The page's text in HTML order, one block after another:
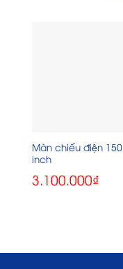
Màn chiếu điện 150
inch
3.100.000₫